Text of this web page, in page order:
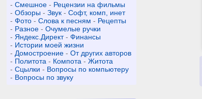
-Смешное - Рецензии на фильмы
-Обзоры -Звук -Софт, комп, инет
-Фото -Слова к песням - Рецепты
- Разное -Очумелые ручки
- Яндекс.Директ-Финансы
- Истории моей жизни
- Домостроение -От других авторов
- Политота - Компота -Житота
-Сцылки - Вопросы по компьютеру
- Вопросы по звуку